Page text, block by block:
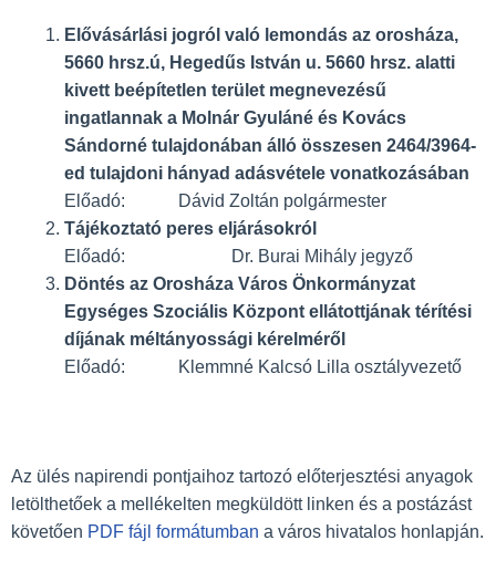
Elővásárlási jogról való lemondás az orosháza,
5660 hrsz.ú, Hegedűs István u. 5660 hrsz. alatti
kivett beépítetlen terület megnevezésű
ingatlannak a Molnár Gyuláné és Kovács
Sándorné tulajdonában álló összesen 2464/3964-
ed tulajdoni hányad adásvétele vonatkozásában
Előadó: Dávid Zoltán polgármester
Tájékoztató peres eljárásokról
Előadó: Dr. Burai Mihály jegyző
Döntés az Orosháza Város Önkormányzat
Egységes Szociális Központ ellátottjának térítési
díjának méltányossági kérelméről
Előadó: Klemmné Kalcsó Lilla osztályvezető
Az ülés napirendi pontjaihoz tartozó elő­terjesztési anyagok
letölthetőek a mellékelten megküldött linken és a postázást
követően PDF fájl formátumban a város hivatalos honlapján.